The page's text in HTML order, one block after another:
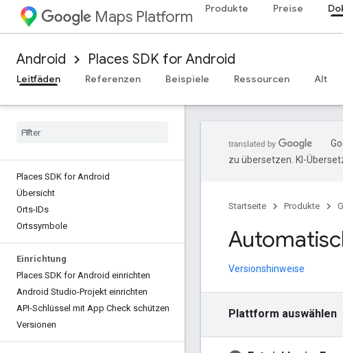
Maps Platform Produkte Preise
Android Places SDK for Android
Leitfäden
Referenzen Beispiele Ressourcen Alt
Places SDK for Android
Übersicht
Orts-IDs
Ortssymbole
Einrichtung
Places SDK for Android einrichten
Android Studio-Projekt einrichten
API-Schlüssel mit App Check schützen
Versionen
zu übersetzen. KI-
Startseite Produkte
Versionshinweise
Plattform auswählen